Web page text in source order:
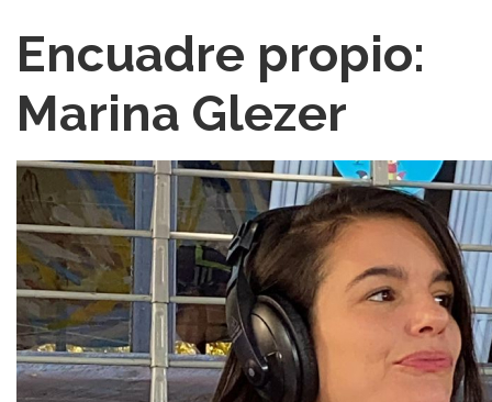
Encuadre propio:
Marina Glezer